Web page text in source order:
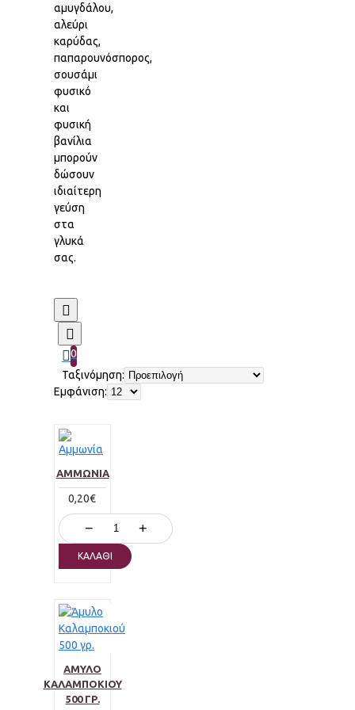
αμυγδάλου,
αλεύρι
καρύδας,
παπαρουνόσπορος,
σουσάμι
φυσικό
και
φυσική
βανίλια
μπορούν
δώσουν
ιδιαίτερη
γεύση
στα
γλυκά
σας.
0
Ταξινόμηση:
Εμφάνιση:
ΑΜΜΩΝΊΑ
0,20€
− +
ΚΑΛΆΘΙ
ΆΜΥΛΟ
ΚΑΛΑΜΠΟΚΙΟΎ
500 ΓΡ.